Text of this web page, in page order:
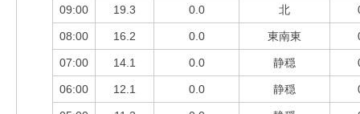
09:00 19.3 0.0 北
08:00 16.2 0.0 東南東
07:00 14.1 0.0 静穏
06:00 12.1 0.0 静穏